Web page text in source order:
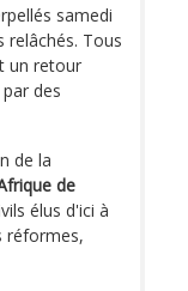
samedi
relâchés. Tous
un retour
des
de la
de
élus d'ici à
réformes,